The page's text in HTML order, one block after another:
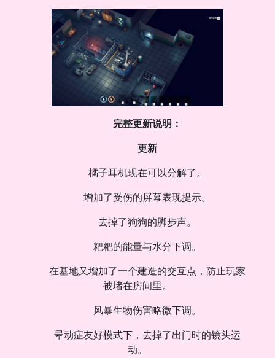
完整更新说明：
更新
橘子耳机现在可以分解了。
增加了受伤的屏幕表现提示。
去掉了狗狗的脚步声。
粑粑的能量与水分下调。
在基地又增加了一个建造的交互点，防止玩家
被堵在房间里。
风暴生物伤害略微下调。
晕动症友好模式下，去掉了出门时的镜头运
动。